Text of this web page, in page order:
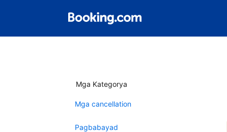
Mga Kategorya
Mga cancellation
Pagbabayad